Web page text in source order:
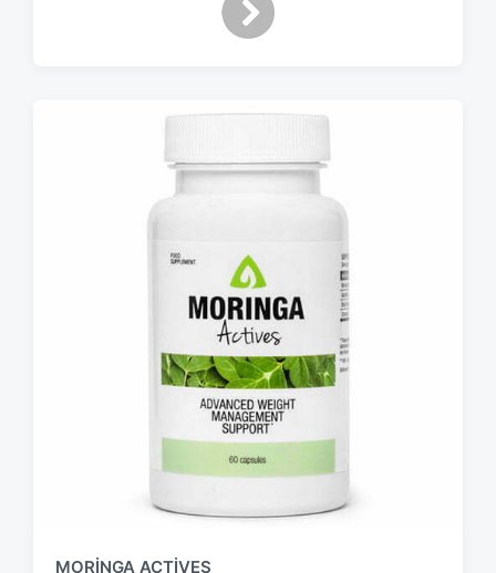
MORINGA ACTIVES